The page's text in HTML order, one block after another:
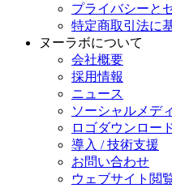
プライバシーと
特定商取引法に
ヌーラボについて
会社概要
採用情報
ニュース
ソーシャルメデ
ロゴダウンロー
導入 / 技術支援
お問い合わせ
ウェブサイト閲